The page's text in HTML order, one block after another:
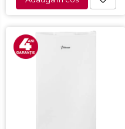
Compresoare auto
Camere auto
Baterii